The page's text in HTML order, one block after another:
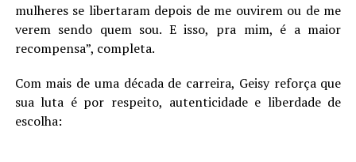
mulheres se libertaram depois de me ouvirem ou de me
verem sendo quem sou. E isso, pra mim, é a maior
recompensa”, completa.
Com mais de uma década de carreira, Geisy reforça que
sua luta é por respeito, autenticidade e liberdade de
escolha: